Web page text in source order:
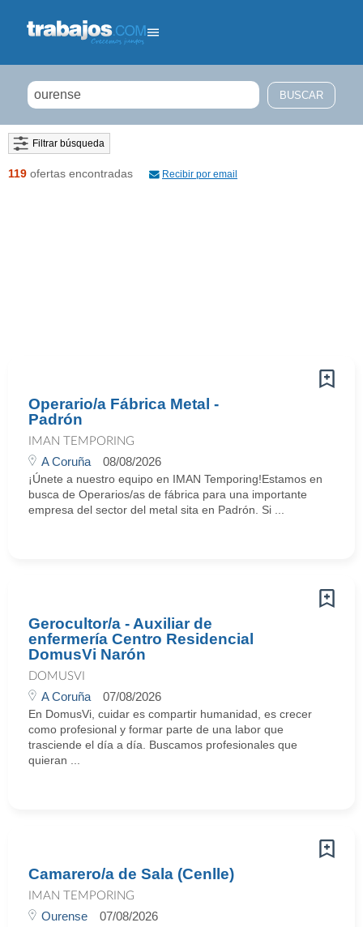
Filtrar búsqueda
119 ofertas encontradas Recibir por email
Operario/a Fábrica Metal -
Padrón
IMAN TEMPORING
A Coruña 08/08/2026
¡Únete a nuestro equipo en IMAN Temporing!Estamos en
busca de Operarios/as de fábrica para una importante
empresa del sector del metal sita en Padrón. Si ...
Gerocultor/a - Auxiliar de
enfermería Centro Residencial
DomusVi Narón
DOMUSVI
A Coruña 07/08/2026
En DomusVi, cuidar es compartir humanidad, es crecer
como profesional y formar parte de una labor que
trasciende el día a día. Buscamos profesionales que
quieran ...
Camarero/a de Sala (Cenlle)
IMAN TEMPORING
Ourense 07/08/2026